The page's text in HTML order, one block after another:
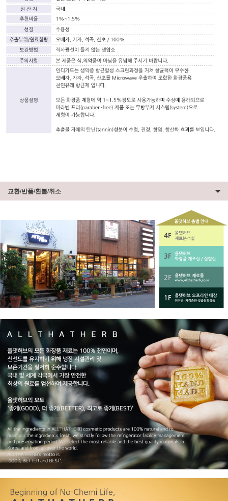
교환/반품/환불/취소